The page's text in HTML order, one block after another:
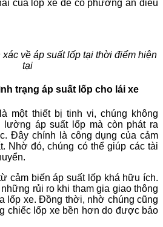
của lốp xe để có phương án điều
về áp suất lốp tại thời điểm hiện
tại
trạng áp suất lốp cho lái xe
một thiết bị tinh vi, chúng không
lường áp suất lốp mà còn phát ra
Đây chính là công dụng của cảm
Nhờ đó, chúng có thể giúp các tài
cảm biến áp suất lốp khá hữu ích.
rủi ro khi tham gia giao thông
lốp xe. Đồng thời, nhờ chúng cũng
chiếc lốp xe bền hơn do được bảo